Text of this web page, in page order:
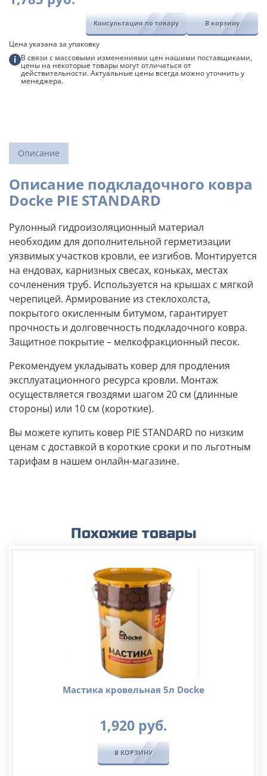
Docke
Консультация по товару В корзину
Цена указана за упаковку
i В связи с массовыми изменениями цен нашими поставщиками,
цены на некоторые товары могут отличаться от
действительности. Актуальные цены всегда можно уточнить у
менеджера.
Описание
Описание подкладочного ковра
Docke PIE STANDARD
Рулонный гидроизоляционный материал
необходим для дополнительной герметизации
уязвимых участков кровли, ее изгибов. Монтируется
на ендовах, карнизных свесах, коньках, местах
сочленения труб. Используется на крышах с мягкой
черепицей. Армирование из стеклохолста,
покрытого окисленным битумом, гарантирует
прочность и долговечность подкладочного ковра.
Защитное покрытие – мелкофракционный песок.
Рекомендуем укладывать ковер для продления
эксплуатационного ресурса кровли. Монтаж
осуществляется гвоздями шагом 20 см (длинные
стороны) или 10 см (короткие).
Вы можете купить ковер PIE STANDARD по низким
ценам с доставкой в короткие сроки и по льготным
тарифам в нашем онлайн-магазине.
Похожие товары
Мастика кровельная 5л Docke
1,920 руб.
В КОРЗИНУ